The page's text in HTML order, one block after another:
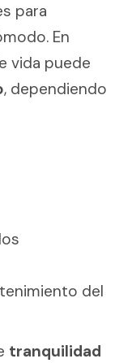
para
En
vida puede
, dependiendo
del
tranquilidad